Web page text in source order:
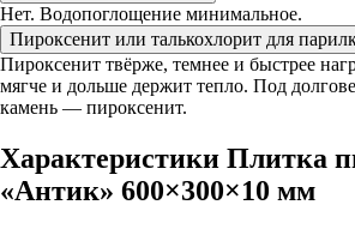
Нет. Водопоглощение минимальное.
Пироксенит или талькохлорит для
Пироксенит твёрже, темнее и быстрее
мягче и дольше держит тепло. Под
камень — пироксенит.
Характеристики Плитка
«Антик» 600×300×10 мм